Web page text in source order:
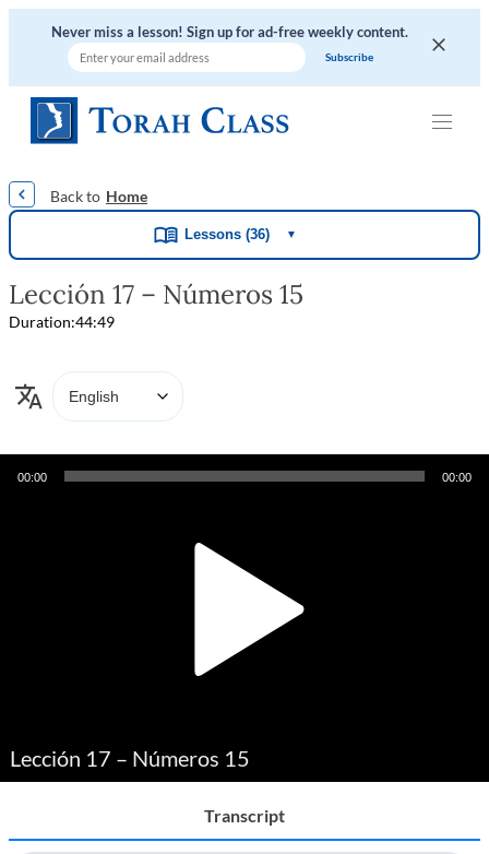
Never miss a lesson! Sign up for ad-free weekly content.
Home
Lessons (36) ▼
Lección 17 – Números 15
Duration:44:49
00:00 00:00
Lección 17 – Números 15
Transcript